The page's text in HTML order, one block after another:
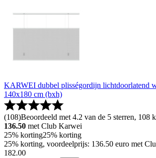
KARWEI dubbel plisségordijn lichtdoorlatend
140x180 cm (bxh)
(108)Beoordeeld met 4.2 van de 5 sterren, 108
136.50 met Club Karwei
25% korting25% korting
25% korting, voordeelprijs: 136.50 euro met
182.00